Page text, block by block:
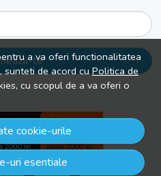
a va oferi functionalitatea
sunteti de acord cuPolitica de
cu scopul de a va oferi o
cookie-urile
uri esentiale
te